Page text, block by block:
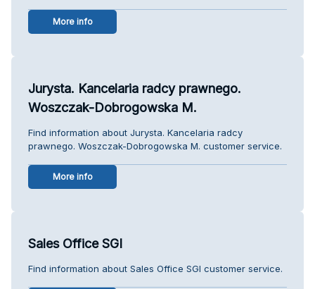
More info
Jurysta. Kancelaria radcy prawnego.
Woszczak-Dobrogowska M.
Find information about Jurysta. Kancelaria radcy
prawnego. Woszczak-Dobrogowska M. customer service.
More info
Sales Office SGI
Find information about Sales Office SGI customer service.